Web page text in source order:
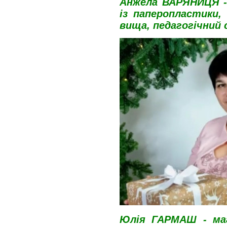
із
вища,
Юлія ГАРМАШ -